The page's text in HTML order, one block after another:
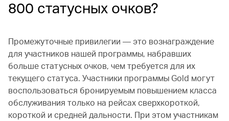
800 статусных очков?
Промежуточные привилегии — это вознаграждение
для участников нашей программы, набравших
больше статусных очков, чем требуется для их
текущего статуса. Участники программы Gold могут
воспользоваться бронируемым повышением класса
обслуживания только на рейсах сверхкороткой,
короткой и средней дальности. При этом участникам